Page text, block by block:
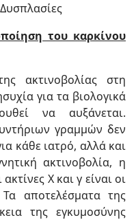
του καρκίνου
ακτινοβολίας στη
για τα βιολογικά
να αυξάνεται.
γραμμών δεν
κάθε ιατρό, αλλά και
ακτινοβολία, η
X και γ είναι οι
Τα αποτελέσματα της
της εγκυμοσύνης